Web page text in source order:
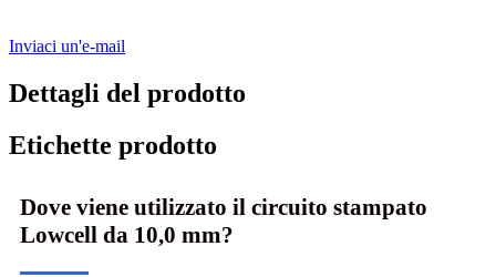
Inviaci un'e-mail
Dettagli del prodotto
Etichette prodotto
Dove viene utilizzato il circuito stampato
Lowcell da 10,0 mm?